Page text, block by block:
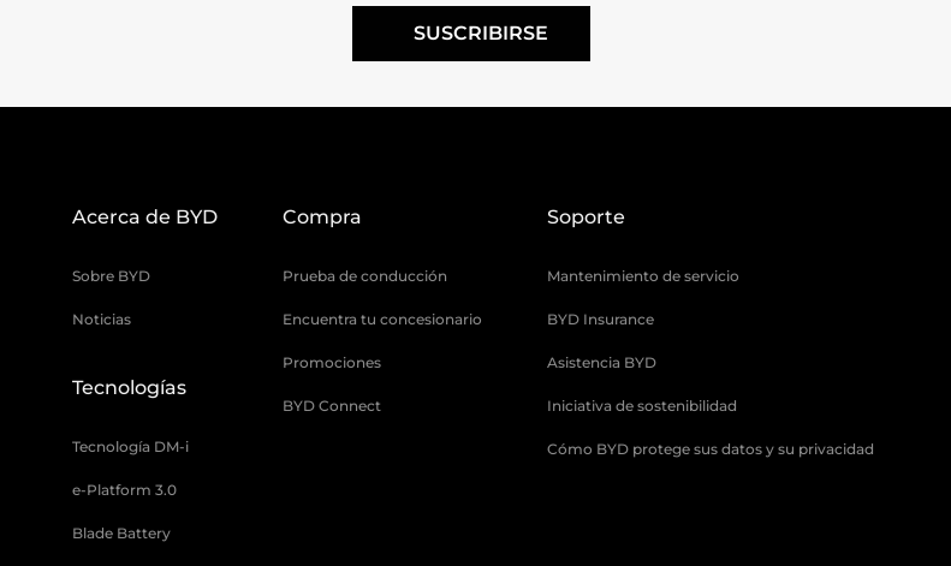
SUSCRIBIRSE
Acerca de BYD
Sobre BYD
Noticias
Tecnologías
Tecnología DM-i
e-Platform 3.0
Blade Battery
Compra
Prueba de conducción
Encuentra tu concesionario
Promociones
BYD Connect
Soporte
Mantenimiento de servicio
BYD Insurance
Asistencia BYD
Iniciativa de sostenibilidad
Cómo BYD protege sus datos y su privacidad